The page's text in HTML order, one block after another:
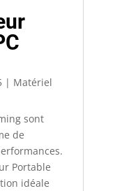
| Matériel
sont
de
Portable
idéale